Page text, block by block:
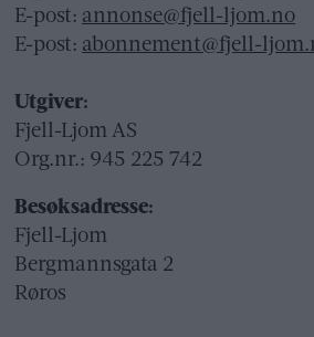
E-post: annonse@fjell-ljom.no
E-post: abonnement@fjell-
Utgiver:
Fjell-Ljom AS
Org.nr.: 945 225 742
Besøksadresse:
Fjell-Ljom
Bergmannsgata 2
Røros